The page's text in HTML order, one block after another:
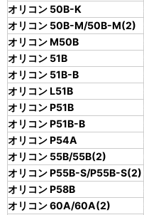
オリコン 50B-K
オリコン 50B-M/50B-M(2)
オリコン M50B
オリコン 51B
オリコン 51B-B
オリコン L51B
オリコン P51B
オリコン P51B-B
オリコン P54A
オリコン 55B/55B(2)
オリコン P55B-S/P55B-S(2)
オリコン P58B
オリコン 60A/60A(2)